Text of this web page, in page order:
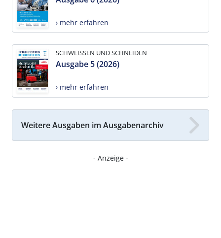
› mehr erfahren
SCHWEISSEN UND SCHNEIDEN
Ausgabe 5 (2026)
› mehr erfahren
Weitere Ausgaben im Ausgabenarchiv
- Anzeige -